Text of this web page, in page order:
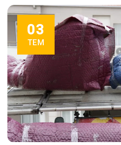
03
TEM